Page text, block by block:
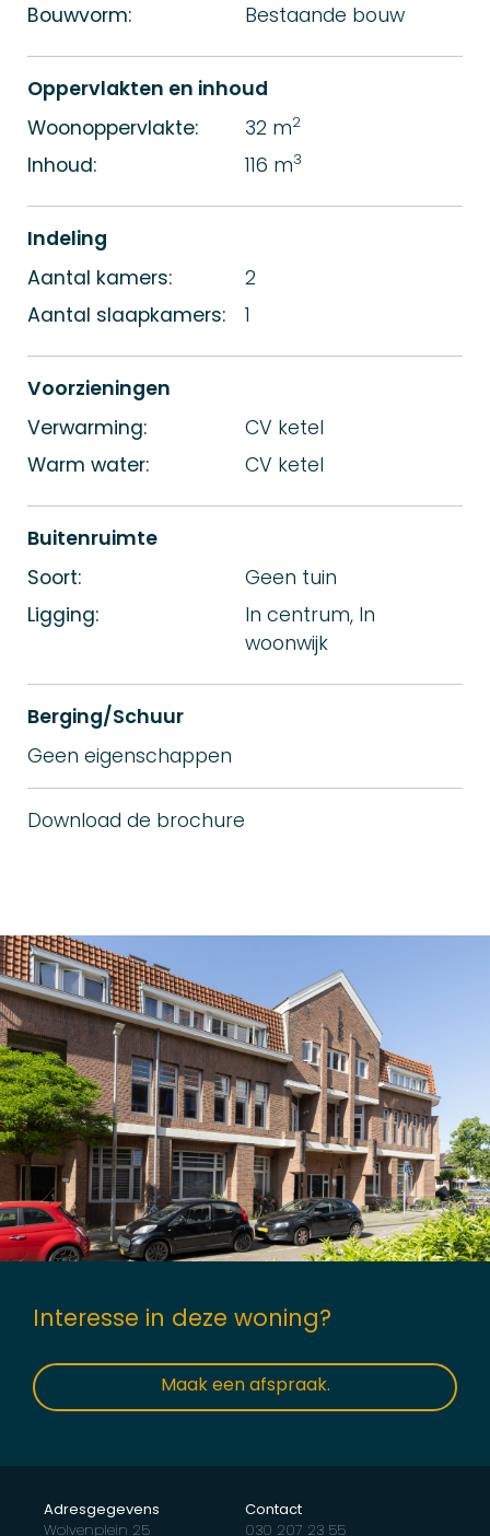
Bouwvorm:
Bestaande bouw
Oppervlakten en inhoud
Woonoppervlakte:
32 m2
Inhoud: 116 m3
Indeling
Aantal kamers:
2
Aantal slaapkamers:
1
Voorzieningen
Verwarming:
CV ketel
Warm water:
CV ketel
Buitenruimte
Soort:
Geen tuin
Ligging:
In centrum, In
woonwijk
Berging/Schuur
Geen eigenschappen
Download de brochure
Interesse in deze woning?
Maak een afspraak.
Adresgegevens
Wolvenplein 25
Contact
030 207 23 55